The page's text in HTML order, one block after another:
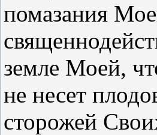
помазания
земле Моей,
не несет
сторожей